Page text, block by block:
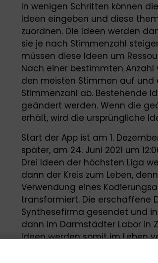
In wenigen Schritten können
Ideen eingeben und diese
zuordnen. Die Ideen werden
sie je nach Stimmenzahl
müssen diese Ideen um
Nach einer bestimmten
den meisten Stimmen auf
Stimmenzahl ab. Bestehende
geändert werden. Wenn die
erhält, wird die ursprüngliche
Start der App ist am 1.
später, am 24. Juni 2021 um
Drei Ideen der höchsten Liga
dann der Kreis zum Leben,
Verwendung eines
transformiert. Die erschaffene
Synthesefirma gesendet und in
dann im Darmstädter Labor in
Ideen werden somit im Leben